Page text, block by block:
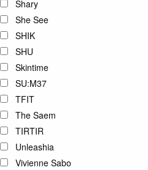
Shary
She See
SHIK
SHU
Skintime
SU:M37
TFIT
The Saem
TIRTIR
Unleashia
Vivienne Sabo